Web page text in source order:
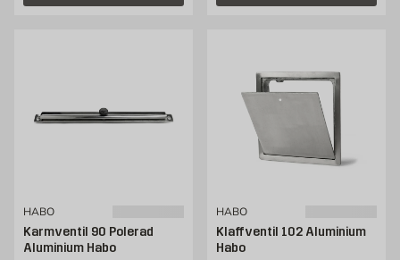
HABO
Karmventil 90 Polerad
Aluminium Habo
HABO
Klaffventil 102 Aluminium
Habo